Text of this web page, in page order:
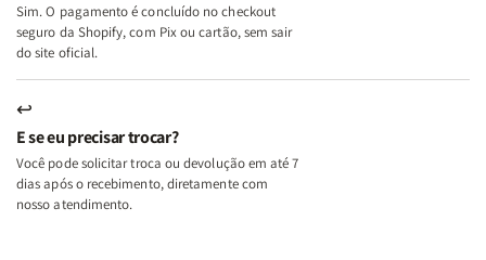
Sim. O pagamento é concluído no checkout
seguro da Shopify, com Pix ou cartão, sem sair
do site oficial.
↩
E se eu precisar trocar?
Você pode solicitar troca ou devolução em até 7
dias após o recebimento, diretamente com
nosso atendimento.